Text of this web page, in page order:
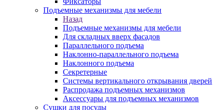
Подъемные механизмы для мебели
Назад
Подъемные механизмы для мебели
Для складных вверх фасадов
Параллельного подъема
Наклонно-параллельного подъема
Наклонного подъема
Секретерные
Системы вертикального открывания дверей
Распродажа подъемных механизмов
Аксессуары для подъемных механизмов
Сушки для посуды